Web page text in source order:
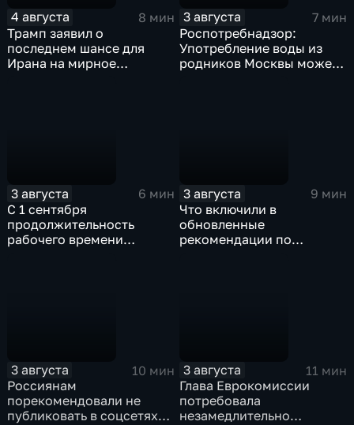
4 августа
8 мин
Трамп заявил о
последнем шансе для
Ирана на мирное
3 августа
7 мин
Роспотребнадзор:
Употребление воды из
родников Москвы может
3 августа
6 мин
С 1 сентября
продолжительность
рабочего времени
3 августа
9 мин
Что включили в
обновленные
рекомендации по
3 августа
10 мин
Россиянам
порекомендовали не
публиковать в соцсетях
3 августа
11 мин
Глава Еврокомиссии
потребовала
незамедлительно